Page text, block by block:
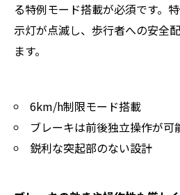
る特例モード搭載が必須です。
示灯が点滅し、歩行者への安全
ます。
6km/h制限モード搭載
ブレーキは前後独立操作が可
鋭利な突起部のない設計